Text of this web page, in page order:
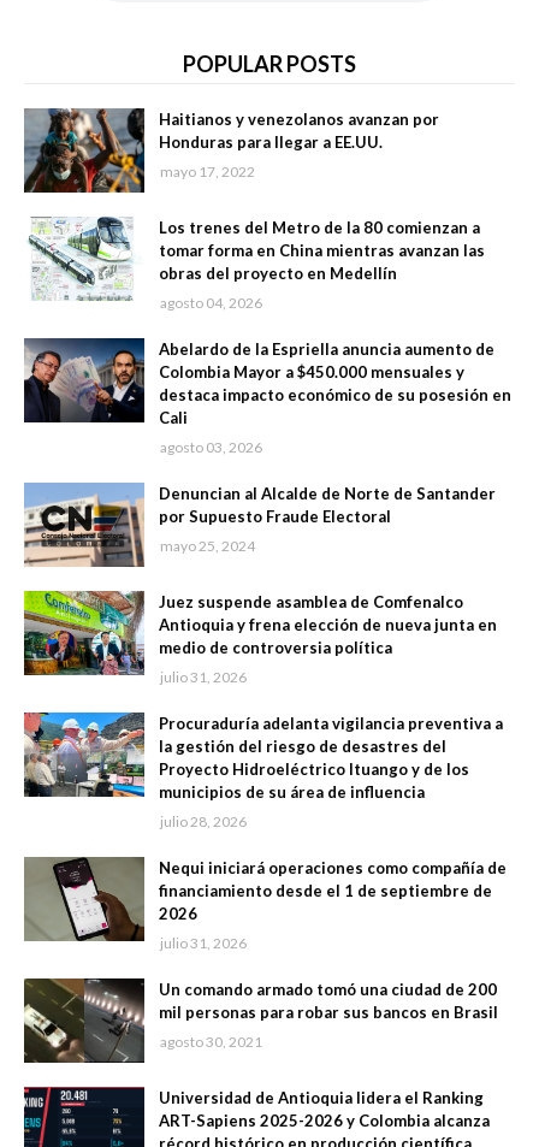
POPULAR POSTS
Haitianos y venezolanos avanzan por
Honduras para llegar a EE.UU.
mayo 17, 2022
Los trenes del Metro de la 80 comienzan a
tomar forma en China mientras avanzan las
obras del proyecto en Medellín
agosto 04, 2026
Abelardo de la Espriella anuncia aumento de
Colombia Mayor a $450.000 mensuales y
destaca impacto económico de su posesión en
Cali
agosto 03, 2026
Denuncian al Alcalde de Norte de Santander
por Supuesto Fraude Electoral
mayo 25, 2024
Juez suspende asamblea de Comfenalco
Antioquia y frena elección de nueva junta en
medio de controversia política
julio 31, 2026
Procuraduría adelanta vigilancia preventiva a
la gestión del riesgo de desastres del
Proyecto Hidroeléctrico Ituango y de los
municipios de su área de influencia
julio 28, 2026
Nequi iniciará operaciones como compañía de
financiamiento desde el 1 de septiembre de
2026
julio 31, 2026
Un comando armado tomó una ciudad de 200
mil personas para robar sus bancos en Brasil
agosto 30, 2021
Universidad de Antioquia lidera el Ranking
ART-Sapiens 2025-2026 y Colombia alcanza